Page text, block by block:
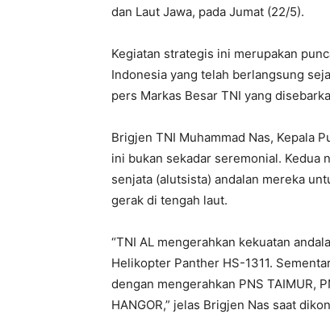
dan Laut Jawa, pada Jumat (22/5).
Kegiatan strategis ini merupakan
Indonesia yang telah berlangsung
pers Markas Besar TNI yang
Brigjen TNI Muhammad Nas, Kepala
ini bukan sekadar seremonial. Kedua
senjata (alutsista) andalan mereka
gerak di tengah laut.
“TNI AL mengerahkan kekuatan
Helikopter Panther HS-1311.
dengan mengerahkan PNS TAIMUR,
HANGOR,” jelas Brigjen Nas saat